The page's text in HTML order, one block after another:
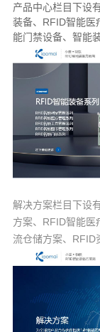
产品中心栏目下设
装备、RFID智能医
能门禁设备、智能
解决方案栏目下设
方案、RFID智能医
流仓储方案、RFID